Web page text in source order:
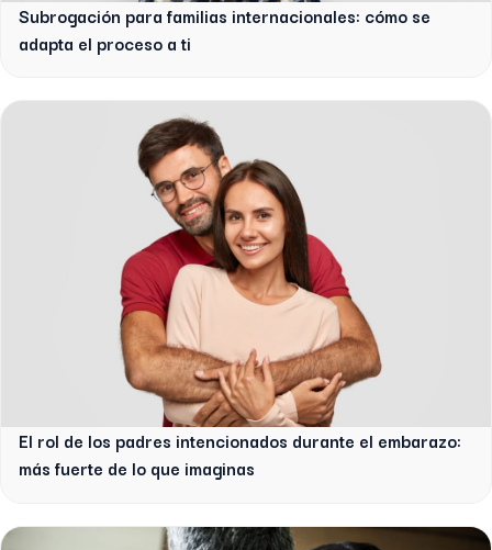
Subrogación para familias internacionales: cómo se
adapta el proceso a ti
El rol de los padres intencionados durante el embarazo:
más fuerte de lo que imaginas